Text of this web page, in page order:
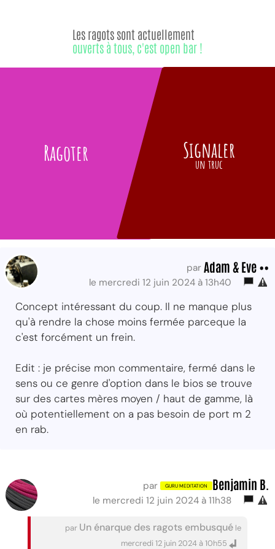
Ragoter
Les ragots sont actuellement
ouverts à tous, c'est open bar !
Signaler
un truc
par Adam & Eve ••
le mercredi 12 juin 2024 à 13h40
Concept intéressant du coup. Il ne manque plus
qu'à rendre la chose moins fermée parceque la
c'est forcément un frein.
Edit : je précise mon commentaire, fermé dans le
sens ou ce genre d'option dans le bios se trouve
sur des cartes mères moyen / haut de gamme, là
où potentiellement on a pas besoin de port m 2
en rab.
par Benjamin B.
le mercredi 12 juin 2024 à 11h38
par Un énarque des ragots embusqué le
mercredi 12 juin 2024 à 10h55